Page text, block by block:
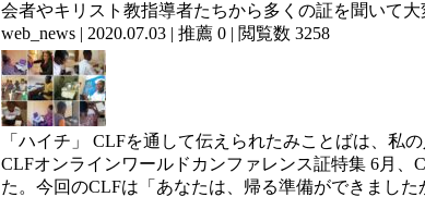
会者やキリスト教指導者たちから多くの証を聞いて
web_news | 2020.07.03 | 推薦 0 | 閲覧数 3258
「ハイチ」 CLFを通して伝えられたみことばは、私
CLFオンラインワールドカンファレンス証特集 6月
た。今回のCLFは「あなたは、帰る準備ができました